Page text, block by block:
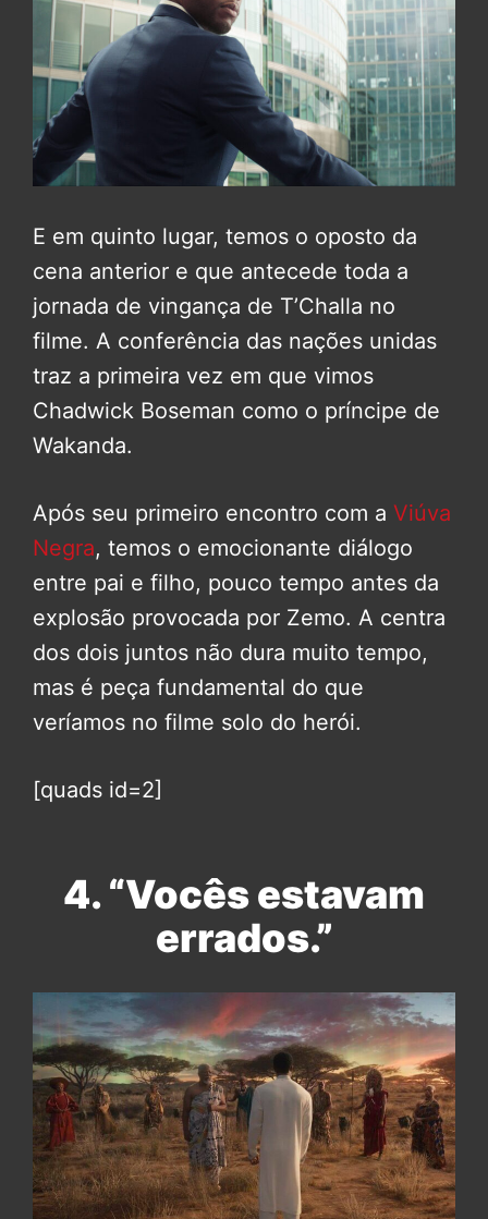
E em quinto lugar, temos o oposto da
cena anterior e que antecede toda a
jornada de vingança de T’Challa no
filme. A conferência das nações unidas
traz a primeira vez em que vimos
Chadwick Boseman como o príncipe de
Wakanda.
Após seu primeiro encontro com a Viúva
Negra, temos o emocionante diálogo
entre pai e filho, pouco tempo antes da
explosão provocada por Zemo. A centra
dos dois juntos não dura muito tempo,
mas é peça fundamental do que
veríamos no filme solo do herói.
[quads id=2]
4. “Vocês estavam
errados.”